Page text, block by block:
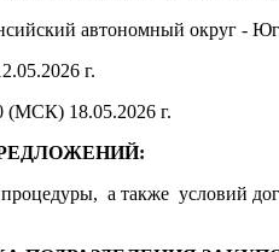
автономный округ
г.
(МСК) 18.05.2026 г.
а также условий